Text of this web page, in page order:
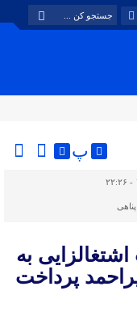
پ
پناهی
اشتغالزایی به
پرداخت